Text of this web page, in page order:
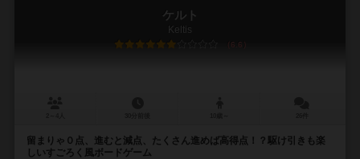
ケルト
Keltis
6.6
留まりゃ０点、進むと減点、たくさん進めば高得点！？駆け引きも楽
しいすごろく風ボードゲーム